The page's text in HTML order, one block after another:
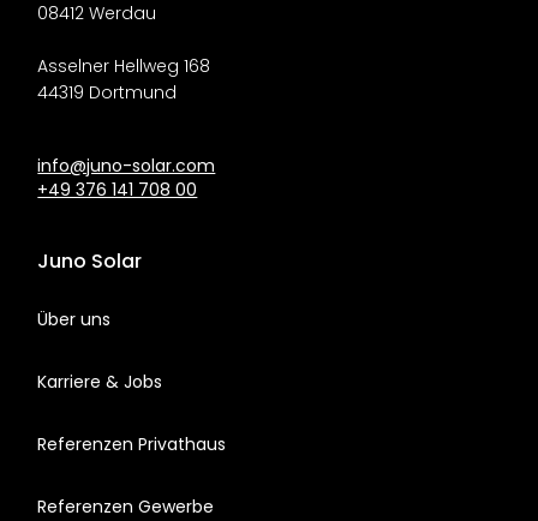
08412 Werdau
Asselner Hellweg 168
44319 Dortmund
info@juno-solar.com
+49 376 141 708 00
Juno Solar
Über uns
Karriere & Jobs
Referenzen Privathaus
Referenzen Gewerbe